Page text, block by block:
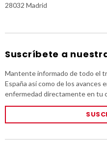
28032 Madrid
Suscríbete a
Mantente informado de todo el
España así como de los avances
enfermedad directamente en tu